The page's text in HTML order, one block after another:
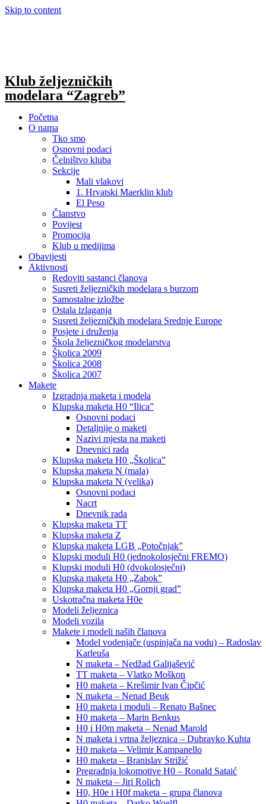
Skip to content
Klub željezničkih
modelara “Zagreb”
Početna
O nama
Tko smo
Osnovni podaci
Čelništvo kluba
Sekcije
Mali vlakovi
1. Hrvatski Maerklin klub
El Peso
Članstvo
Povijest
Promocija
Klub u medijima
Obavijesti
Aktivnosti
Redoviti sastanci članova
Susreti željezničkih modelara s burzom
Samostalne izložbe
Ostala izlaganja
Susreti željezničkih modelara Srednje Europe
Posjete i druženja
Škola željezničkog modelarstva
Školica 2009
Školica 2008
Školica 2007
Makete
Izgradnja maketa i modela
Klupska maketa H0 “Ilica”
Osnovni podaci
Detaljnije o maketi
Nazivi mjesta na maketi
Dnevnici rada
Klupska maketa H0 „Školica”
Klupska maketa N (mala)
Klupska maketa N (velika)
Osnovni podaci
Nacrt
Dnevnik rada
Klupska maketa TT
Klupska maketa Z
Klupska maketa LGB „Potočnjak”
Klupski moduli H0 (jednokolosječni FREMO)
Klupski moduli H0 (dvokolosječni)
Klupska maketa H0 „Zabok”
Klupska maketa H0 „Gornji grad”
Uskotračna maketa H0e
Modeli željeznica
Modeli vozila
Makete i modeli naših članova
Model vodenjače (uspinjača na vodu) – Radoslav
Karleuša
N maketa – Nedžad Galijašević
TT maketa – Vlatko Moškon
H0 maketa – Krešimir Ivan Čipčić
N maketa – Nenad Beuk
H0 maketa i moduli – Renato Bašnec
H0 maketa – Marin Benkus
H0 i H0m maketa – Nenad Marold
N maketa i vrtna željeznica – Dubravko Kuhta
H0 maketa – Velimir Kampanello
H0 maketa – Branislav Strižić
Pregradnja lokomotive H0 – Ronald Sataić
N maketa – Jiri Rolich
H0, H0e i H0f maketa – grupa članova